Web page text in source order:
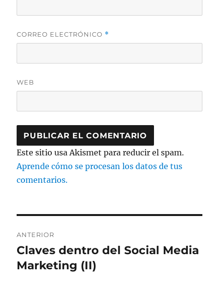
CORREO ELECTRÓNICO *
WEB
Este sitio usa Akismet para reducir el spam.
Aprende cómo se procesan los datos de tus
comentarios.
de
entradas
ANTERIOR
Entrada
anterior:
Claves dentro del Social Media
Marketing (II)